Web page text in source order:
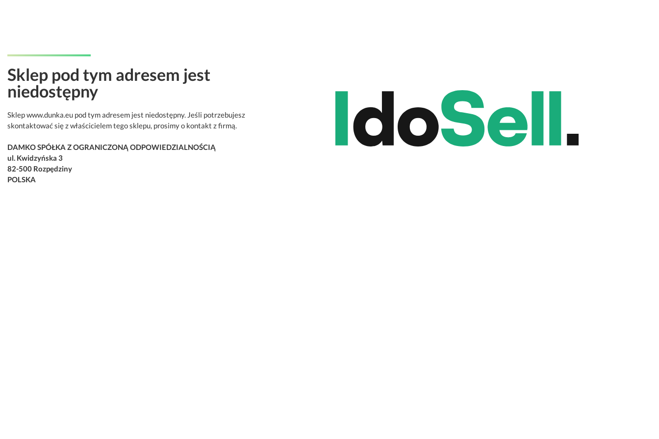
Sklep pod tym adresem jest
niedostępny
Sklep www.dunka.eu pod tym adresem jest niedostępny. Jeśli potrzebujesz
skontaktować się z właścicielem tego sklepu, prosimy o kontakt z firmą.
DAMKO SPÓŁKA Z OGRANICZONĄ ODPOWIEDZIALNOŚCIĄ
ul. Kwidzyńska 3
82-500 Rozpędziny
POLSKA